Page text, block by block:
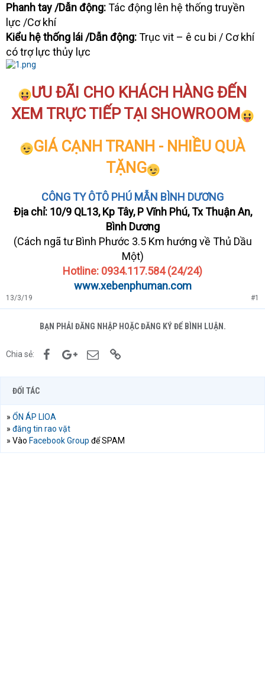
Phanh tay /Dẫn động:Tác động lên hệ thống truyền
lực /Cơ khí
Kiểu hệ thống lái /Dẫn động:Trục vit – ê cu bi / Cơ khí
có trợ lực thủy lực
ƯU ĐÃI CHO KHÁCH HÀNG ĐẾN
XEM TRỰC TIẾP TẠI SHOWROOM
GIÁ CẠNH TRANH - NHIỀU QUÀ
TẶNG
CÔNG TY ÔTÔ PHÚ MẪN BÌNH DƯƠNG
Địa chỉ: 10/9 QL13, Kp Tây, P Vĩnh Phú, Tx Thuận An,
Bình Dương
(Cách ngã tư Bình Phước 3.5 Km hướng về Thủ Dầu
Một)
Hotline: 0934.117.584 (24/24)
www.xebenphuman.com
13/3/19 #1
BẠN PHẢI ĐĂNG NHẬP HOẶC ĐĂNG KÝ ĐỂ BÌNH LUẬN.
Chia sẻ: FacebookGoogle+Email
ĐỐI TÁC
» ỔN ÁP LIOA
» đăng tin rao vặt
» Vào Facebook Group để SPAM